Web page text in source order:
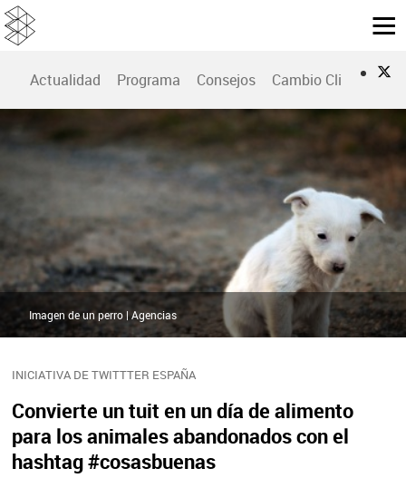
Actualidad Programa Consejos Cambio Climático
INICIATIVA DE TWITTTER ESPAÑA
Convierte un tuit en un día de alimento
para los animales abandonados con el
hashtag #cosasbuenas
Imagen de un perro | Agencias